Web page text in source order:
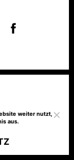
LinkedIn
weiter nutzt,
aus.